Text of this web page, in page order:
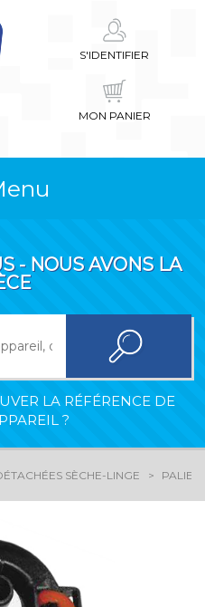
S'IDENTIFIER
MON PANIER
- NOUS AVONS LA
LA RÉFÉRENCE DE
?
SÈCHE-LINGE